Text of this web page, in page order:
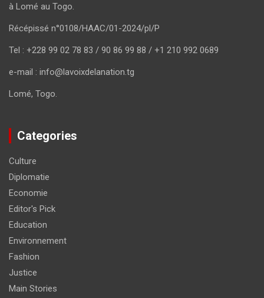
à Lomé au Togo.
Récépissé n°0108/HAAC/01-2024/pl/P
Tel : +228 99 02 78 83 / 90 86 99 88 / +1 210 992 0689
e-mail : info@lavoixdelanation.tg
Lomé, Togo.
Categories
Culture
Diplomatie
Economie
Editor's Pick
Education
Environnement
Fashion
Justice
Main Stories